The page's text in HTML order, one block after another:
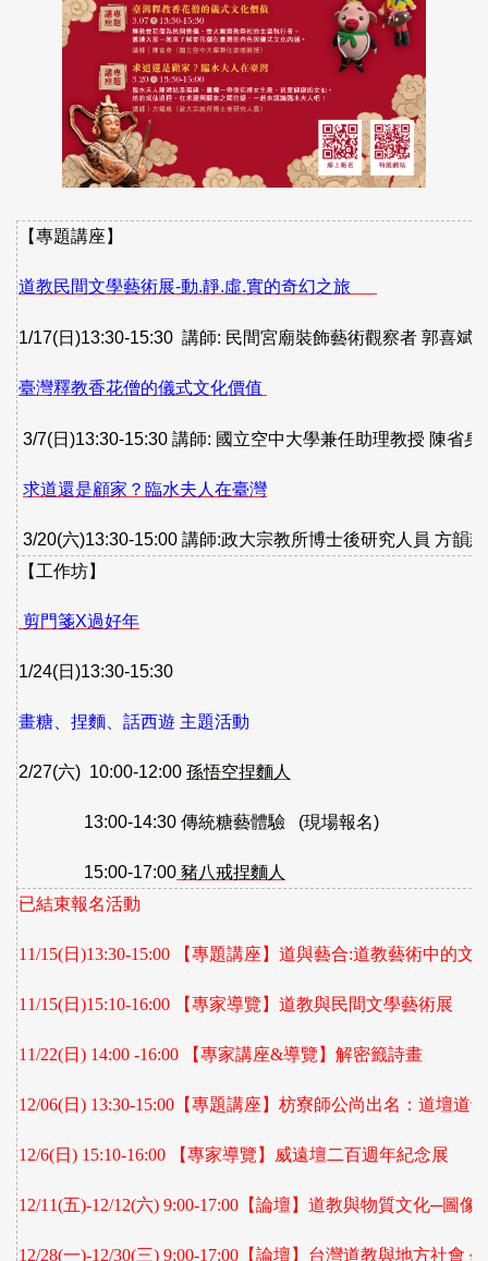
【專題講座】
道教民間文學藝術展-動.靜.虛.實的奇幻之旅
1/17(日 )13:30-15:30 講師: 民間宮廟裝飾藝術觀察者 郭喜斌
臺灣釋教香花僧的儀式文化價值
3/7(日 )13:30-15:30 講師: 國立空中大學兼任助理教授 陳省身
求道還是顧家？臨水夫人在臺灣
3/20(六)13:30-15:00 講師:政大宗教所博士後研究人員 方韻慈
【工作坊】
剪門箋X過好年
1/24(日 )13:30-15:30
畫糖、捏麵、話西遊 主題活動
2/27(六) 10:00-12:00 孫悟空捏麵人
13:00-14:30 傳統糖藝體驗 (現場報名)
15:00-17:00 豬八戒捏麵人
已結束報名活動
11/15(日 )13:30-15:00 【專題講座】 道與藝合:道教藝術中的文
11/15(日 )15:10-16:00 【專家導覽】 道教與民間文學藝術展
11/22(日 ) 14:00 -16:00 【專家講座&導覽】解密籤詩畫
12/06(日 ) 13:30-15:00 【專題講座】 枋寮師公尚出名：道壇道
12/6(日 ) 15:10-16:00 【專家導覽】 威遠壇二百週年紀念展
12/11(五)-12/12(六) 9:00-17:00 【論壇】道教與物質文化─圖像
12/28(一)-12/30(三) 9:00-17:00 【論壇】 台灣道教與地方社會